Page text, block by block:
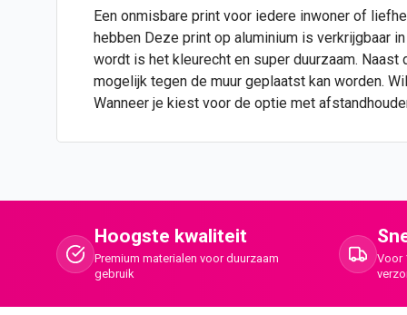
Een onmisbare print voor iedere inwoner of
hebben Deze print op aluminium is verkrijgbaar
wordt is het kleurecht en super duurzaam.
mogelijk tegen de muur geplaatst kan worden.
Wanneer je kiest voor de optie met
Hoogste kwaliteit
Premium materialen voor duurzaam
gebruik
Voor